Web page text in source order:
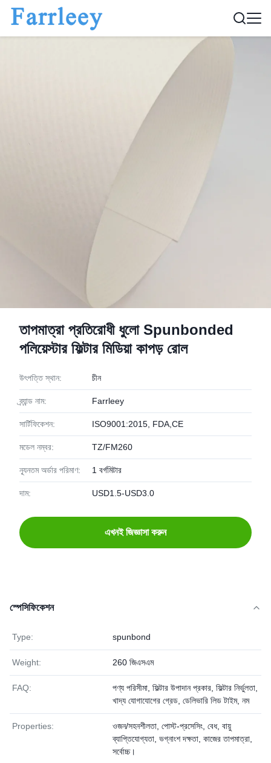
তাপমাত্রা প্রতিরোধী ধুলো Spunbonded
পলিয়েস্টার ফিল্টার মিডিয়া কাপড় রোল
উৎপত্তি স্থান: চীন
ব্র্যান্ড নাম: Farrleey
সার্টিফিকেশন: ISO9001:2015, FDA,CE
মডেল নম্বর: TZ/FM260
ন্যূনতম অর্ডার পরিমাণ: 1 বর্গমিটার
দাম: USD1.5-USD3.0
এখনই জিজ্ঞাসা করুন
স্পেসিফিকেশন
Type: spunbond
Weight: 260 জিএসএম
FAQ:
পণ্য পরিসীমা, ফিল্টার উপাদান প্রকার, ফিল্টার নির্ভুলতা,
খাদ্য যোগাযোগের গ্রেড, ডেলিভারি লিড টাইম, নম
Properties:
ওজন/সহনশীলতা, পোস্ট-প্রসেসিং, বেধ, বায়ু
ব্যাপ্তিযোগ্যতা, ভগ্নাংশ দক্ষতা, কাজের তাপমাত্রা,
সর্বোচ্চ।